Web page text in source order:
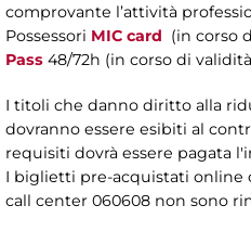
comprovante l’attività
Possessori MIC card (in corso
Pass 48/72h (in corso di
I titoli che danno diritto alla
dovranno essere esibiti al
requisiti dovrà essere pagata
I biglietti pre-acquistati online
call center 060608 non sono